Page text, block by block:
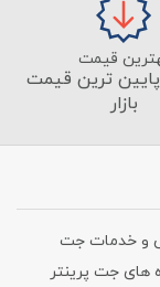
قیمت
ترین قیمت
بازار
خدمات جت
های جت پرینتر